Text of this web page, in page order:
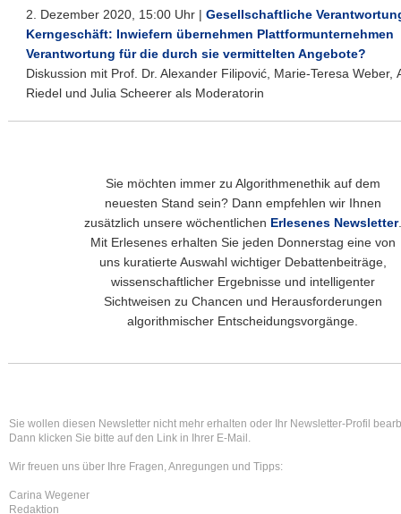
2. Dezember 2020, 15:00 Uhr | Gesellschaftliche
Kerngeschäft: Inwiefern übernehmen Plattformunternehmen
Verantwortung für die durch sie vermittelten Angebote?
Diskussion mit Prof. Dr. Alexander Filipović, Marie-Teresa Weber,
Riedel und Julia Scheerer als Moderatorin
Sie möchten immer zu Algorithmenethik auf dem
neuesten Stand sein? Dann empfehlen wir Ihnen
zusätzlich unsere wöchentlichen Erlesenes Newsletter.
Mit Erlesenes erhalten Sie jeden Donnerstag eine von
uns kuratierte Auswahl wichtiger Debattenbeiträge,
wissenschaftlicher Ergebnisse und intelligenter
Sichtweisen zu Chancen und Herausforderungen
algorithmischer Entscheidungsvorgänge.
Sie wollen diesen Newsletter nicht mehr erhalten oder Ihr Newsletter-Profil
Dann klicken Sie bitte auf den Link in Ihrer E-Mail.
Wir freuen uns über Ihre Fragen, Anregungen und Tipps:
Carina Wegener
Redaktion